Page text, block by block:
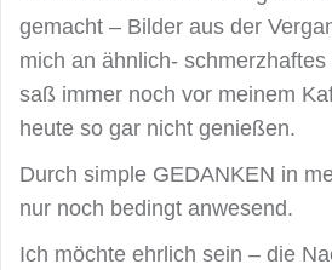
gemacht – Bilder aus der
mich an ähnlich-
saß immer noch vor meinem
heute so gar nicht genießen.
Durch simple GEDANKEN in
nur noch bedingt anwesend.
Ich möchte ehrlich sein – die